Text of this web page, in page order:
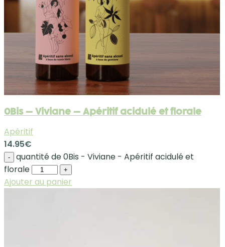
0Bis – Viviane – Apéritif acidulé et florale
Apéritif
14.95€
-
quantité de 0Bis - Viviane - Apéritif acidulé et
florale
+
Ajouter au panier